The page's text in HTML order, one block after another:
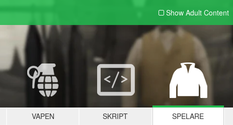
Show Adult Content
VAPEN SKRIPT SPELARE